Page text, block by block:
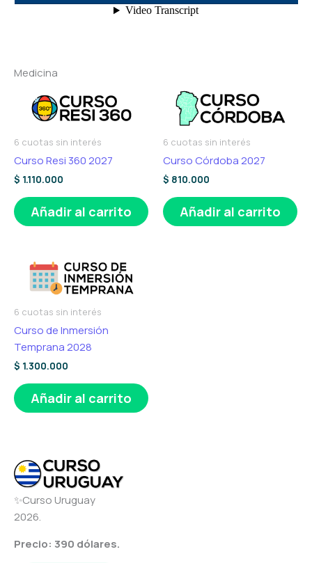
Medicina
6 cuotas sin interés
Curso Resi 360 2027
$ 1.110.000
Añadir al carrito
6 cuotas sin interés
Curso Córdoba 2027
$ 810.000
Añadir al carrito
6 cuotas sin interés
Curso de Inmersión
Temprana 2028
$ 1.300.000
Añadir al carrito
✨Curso Uruguay
2026.
Precio: 390 dólares.